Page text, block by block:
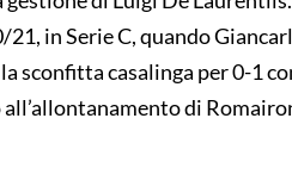
in Serie C, quando
sconfitta casalinga per 0-1
di